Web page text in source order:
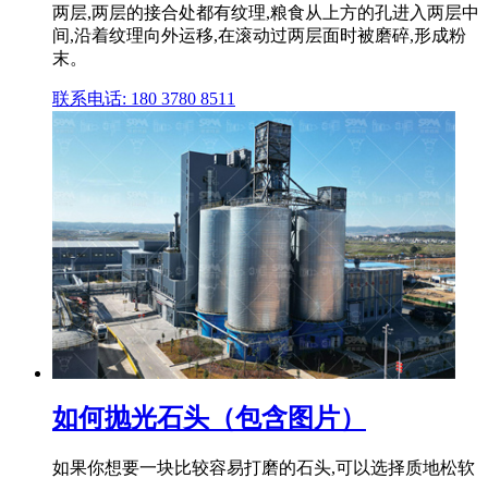
两层,两层的接合处都有纹理,粮食从上方的孔进入两层中
间,沿着纹理向外运移,在滚动过两层面时被磨碎,形成粉
末。
联系电话: 180 3780 8511
如何抛光石头（包含图片）
如果你想要一块比较容易打磨的石头,可以选择质地松软